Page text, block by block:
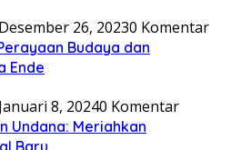
Desember 26, 20230 Komentar
Budaya dan
Ende
Januari 8, 20240 Komentar
Undana: Meriahkan